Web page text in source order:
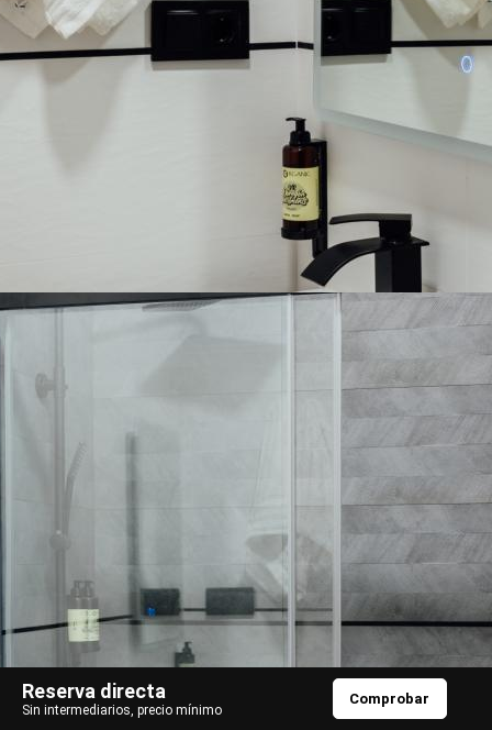
Reserva directa
Sin intermediarios, precio mínimo
Comprobar